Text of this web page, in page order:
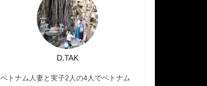
D.TAK
ベトナム人妻と実子2人の4人でベトナム